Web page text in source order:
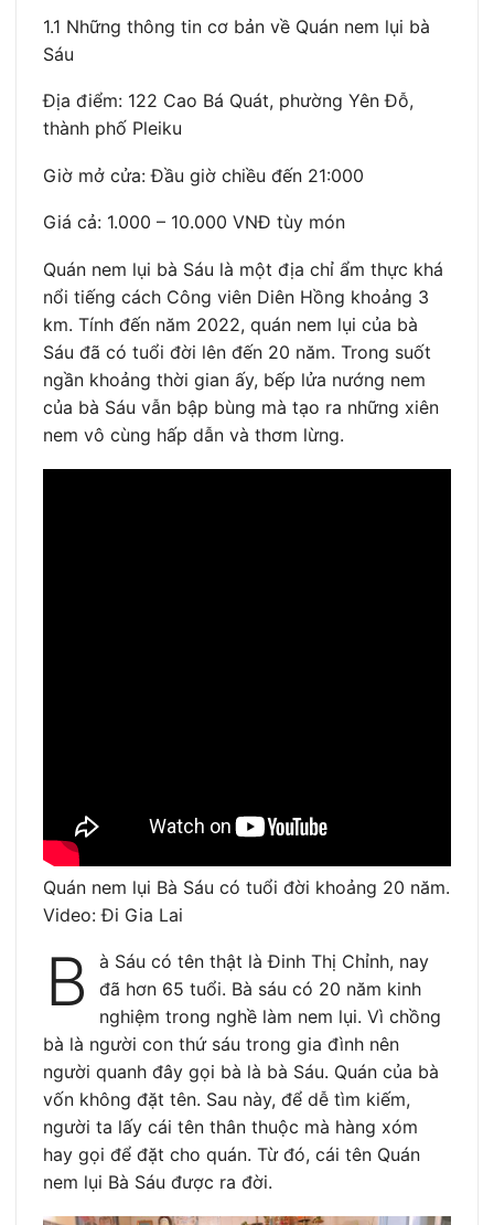
1.1 Những thông tin cơ bản về Quán nem lụi bà
Sáu
Địa điểm: 122 Cao Bá Quát, phường Yên Đỗ,
thành phố Pleiku
Giờ mở cửa: Đầu giờ chiều đến 21:000
Giá cả: 1.000 – 10.000 VNĐ tùy món
Quán nem lụi bà Sáu là một địa chỉ ẩm thực khá
nổi tiếng cách Công viên Diên Hồng khoảng 3
km. Tính đến năm 2022, quán nem lụi của bà
Sáu đã có tuổi đời lên đến 20 năm. Trong suốt
ngần khoảng thời gian ấy, bếp lửa nướng nem
của bà Sáu vẫn bập bùng mà tạo ra những xiên
nem vô cùng hấp dẫn và thơm lừng.
Quán nem lụi Bà Sáu có tuổi đời khoảng 20 năm.
Video: Đi Gia Lai
B
à Sáu có tên thật là Đinh Thị Chỉnh, nay
đã hơn 65 tuổi. Bà sáu có 20 năm kinh
nghiệm trong nghề làm nem lụi. Vì chồng
bà là người con thứ sáu trong gia đình nên
người quanh đây gọi bà là bà Sáu. Quán của bà
vốn không đặt tên. Sau này, để dễ tìm kiếm,
người ta lấy cái tên thân thuộc mà hàng xóm
hay gọi để đặt cho quán. Từ đó, cái tên Quán
nem lụi Bà Sáu được ra đời.